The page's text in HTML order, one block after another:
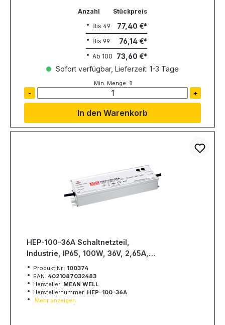
Anzahl
Stückpreis
Bis 49 77,40 €
Bis 99 76,14 €
Ab 100
73,60 €
Sofort verfügbar, Lieferzeit: 1-3 Tage
Min. Menge: 1
- +
In den Warenkorb
HEP-100-36A Schaltnetzteil,
Industrie, IP65, 100W, 36V, 2,65A,
MEAN WELL
Produkt Nr.: 100374
EAN: 4021087032483
Hersteller: MEAN WELL
Herstellernummer: HEP-100-36A
Mehr anzeigen